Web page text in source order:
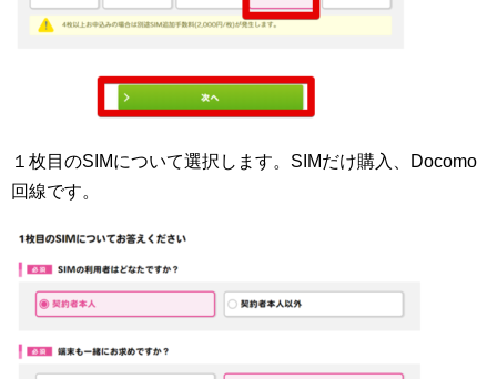
１枚目のSIMについて選択します。SIMだけ購入、Docomo
回線です。